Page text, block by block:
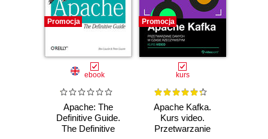
Promocja
ebook
Apache: The
Definitive Guide.
The Definitive
Promocja
kurs
Apache Kafka.
Kurs video.
Przetwarzanie